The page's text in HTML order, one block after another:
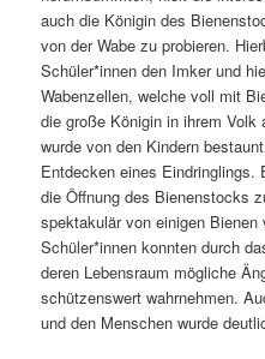
auch die Königin des
von der Wabe zu probieren.
Schüler*innen den Imker und
Wabenzellen, welche voll mit
die große Königin in ihrem Volk
wurde von den Kindern
Entdecken eines
die Öffnung des Bienenstocks
spektakulär von einigen Bienen
Schüler*innen konnten durch
deren Lebensraum mögliche
schützenswert wahrnehmen.
und den Menschen wurde